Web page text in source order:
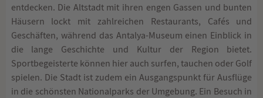
entdecken. Die Altstadt mit ihren engen Gassen und bunten
Häusern lockt mit zahlreichen Restaurants, Cafés und
Geschäften, während das Antalya-Museum einen Einblick in
die lange Geschichte und Kultur der Region bietet.
Sportbegeisterte können hier auch surfen, tauchen oder Golf
spielen. Die Stadt ist zudem ein Ausgangspunkt für Ausflüge
in die schönsten Nationalparks der Umgebung. Ein Besuch in